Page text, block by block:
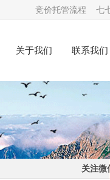
竞价托管流程 七
关于我们 联系我们
关注微